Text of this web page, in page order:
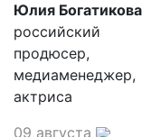
Юлия Богатикова
российский
продюсер,
медиаменеджер,
актриса
09 августа